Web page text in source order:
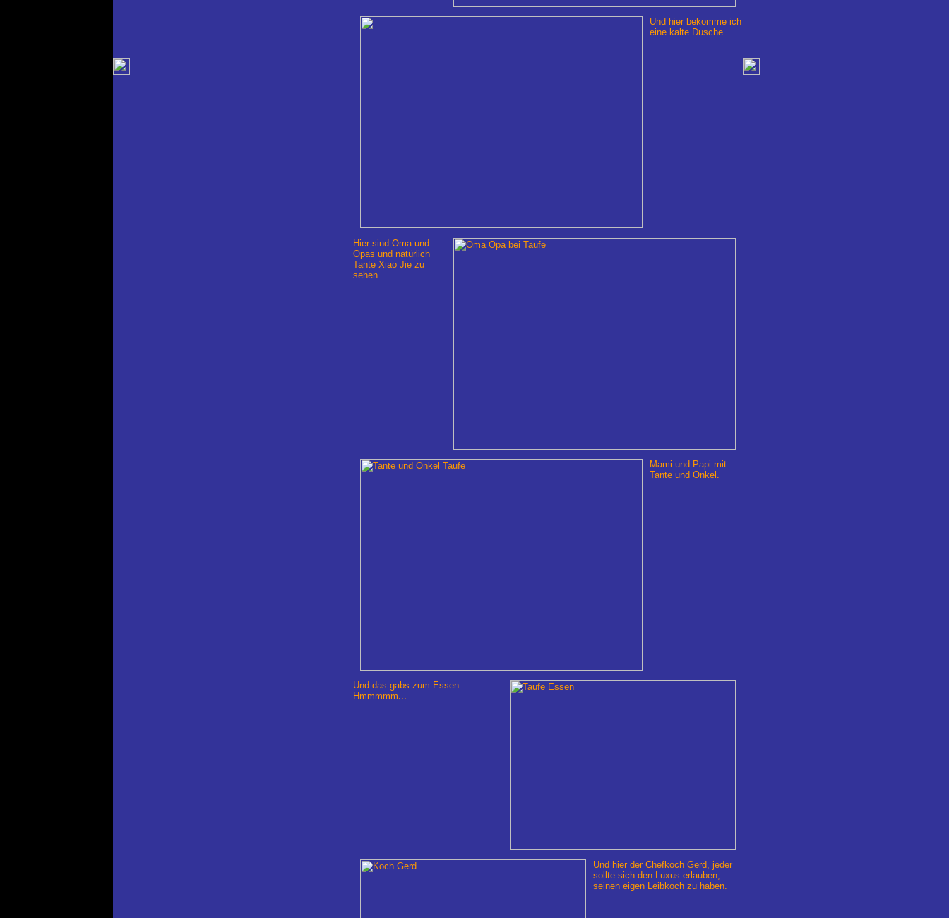
Und hier bekomme ich
eine kalte Dusche.
Hier sind Oma und
Opas und natürlich
Tante Xiao Jie zu
sehen.
Mami und Papi mit
Tante und Onkel.
Und das gabs zum Essen.
Hmmmmm...
Und hier der Chefkoch Gerd, jeder
sollte sich den Luxus erlauben,
seinen eigen Leibkoch zu haben.